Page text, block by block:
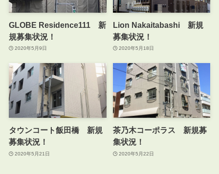
GLOBE Residence111 新
規募集状況！
2020年5月9日
Lion Nakaitabashi 新規
募集状況！
2020年5月18日
タウンコート飯田橋 新規
募集状況！
2020年5月21日
茶乃木コーポラス 新規募
集状況！
2020年5月22日